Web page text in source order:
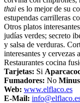
thai es lo mejor de su
estupendas carrilleras
Otros platos
judías verdes; secreto
y salsa de verduras.
interesantes y cervezas
Restaurantes cocina
Tarjetas: Si
Fumadores: No
Web: www.elflaco.es
E-Mail: